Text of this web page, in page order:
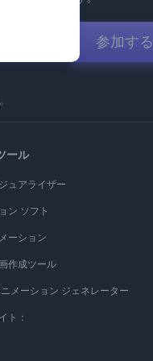
参加する
ール
ュアライザー
ン ソフト
ーション
作成ツール
メーション ジェネレーター
ト：